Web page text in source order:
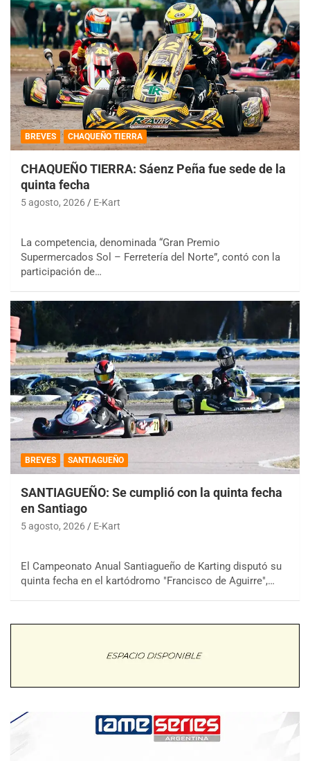
BREVES CHAQUEÑO TIERRA
CHAQUEÑO TIERRA: Sáenz Peña fue sede de la
quinta fecha
5 agosto, 2026 E-Kart
La competencia, denominada “Gran Premio
Supermercados Sol – Ferretería del Norte”, contó con la
participación de…
BREVES SANTIAGUEÑO
SANTIAGUEÑO: Se cumplió con la quinta fecha
en Santiago
5 agosto, 2026 E-Kart
El Campeonato Anual Santiagueño de Karting disputó su
quinta fecha en el kartódromo "Francisco de Aguirre",…